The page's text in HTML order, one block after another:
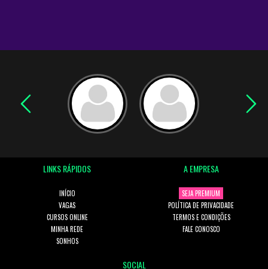
LINKS RÁPIDOS
INÍCIO
VAGAS
CURSOS ONLINE
MINHA REDE
SONHOS
A EMPRESA
SEJA PREMIUM
POLÍTICA DE PRIVACIDADE
TERMOS E CONDIÇÕES
FALE CONOSCO
SOCIAL